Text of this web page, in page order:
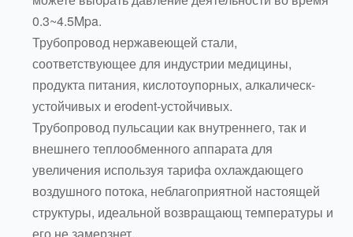
0.3~4.5Mpa.
Трубопровод нержавеющей стали,
соответствующее для индустрии медицины,
продукта питания, кислотоупорных, алкалическ-
устойчивых и erodent-устойчивых.
Трубопровод пульсации как внутреннего, так и
внешнего теплообменного аппарата для
увеличения используя тарифа охлаждающего
воздушного потока, неблагоприятной настоящей
структуры, идеальной возвращающ температуры и